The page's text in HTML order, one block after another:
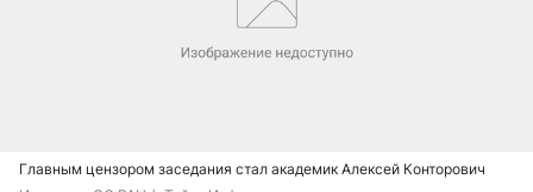
Главным цензором заседания стал академик Алексей Конторович